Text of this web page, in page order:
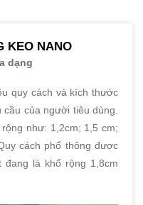
KEO NANO
dạng
quy cách và kích thước
cầu của người tiêu dùng.
như: 1,2cm; 1,5 cm;
cách phổ thông được
đang là khổ rộng 1,8cm